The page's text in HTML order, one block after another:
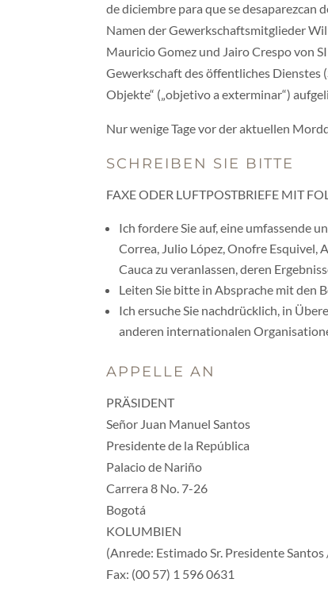
de diciembre para que se desaparezcan
Namen der Gewerkschaftsmitglieder
Mauricio Gomez und Jairo Crespo von
Gewerkschaft des öffentliches Dienstes
Objekte“ („objetivo a exterminar“)
Nur wenige Tage vor der aktuellen
SCHREIBEN SIE BITTE
FAXE ODER LUFTPOSTBRIEFE MIT
Ich fordere Sie auf, eine umfassende
Correa, Julio López, Onofre Esquivel,
Cauca zu veranlassen, deren
Leiten Sie bitte in Absprache mit den
Ich ersuche Sie nachdrücklich, in
anderen internationalen
APPELLE AN
PRÄSIDENT
Señor Juan Manuel Santos
Presidente de la República
Palacio de Nariño
Carrera 8 No. 7-26
Bogotá
KOLUMBIEN
(Anrede: Estimado Sr. Presidente
Fax: (00 57) 1 596 0631